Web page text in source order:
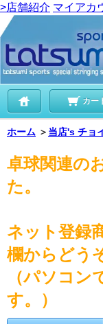
>店舗紹介 マイアカ
カー
ホーム ＞ 当店's チョ
卓球関連の
た。
ネット登録
欄からどう
（パソコン
す。）